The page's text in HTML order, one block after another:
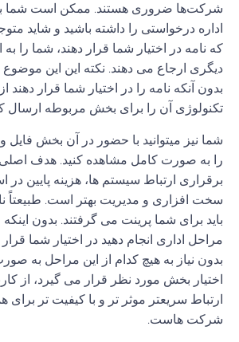
شرکتها ضروری هستند. ممکن است شما
اداره درخواستی را داشته باشید و شاید
که نامه در اختیار شما قرار دهند، شما را به
دیگری ارجاع می دهند. نکته این این موضوع
بدون آنکه نامه را در اختیار شما قرار دهند
تکنولوژی آن را برای بخش مربوطه ارسال
شما نیز میتوانید با حضور در آن بخش فایل و
را به صورت کامل مشاهده کنید. هدف اصلی
برقراری ارتباط سیستم ها، هزینه پایین در
سخت افزاری و مدیریت بهتر است. طبیعتاً
باید برای شما پرینت می گرفتند. بدون
مراحل اداری انجام دهید در اختیار شما
بدون نیاز به هیچ کدام از این مراحل به
اختیار بخش مورد نظر قرار می گیرد، از
ارتباط سریعتر موثر تر و با کیفیت تر برای
شرکت هاست.